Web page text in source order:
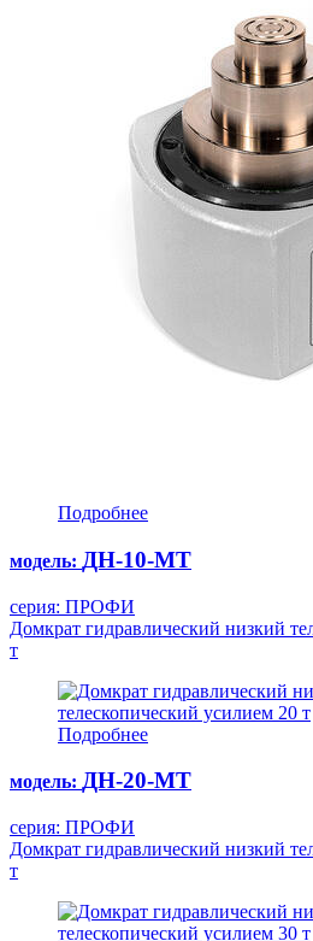
Подробнее
модель: ДН-10-МТ
серия: ПРОФИ
Домкрат гидравлический низкий
т
Подробнее
модель: ДН-20-МТ
серия: ПРОФИ
Домкрат гидравлический низкий
т